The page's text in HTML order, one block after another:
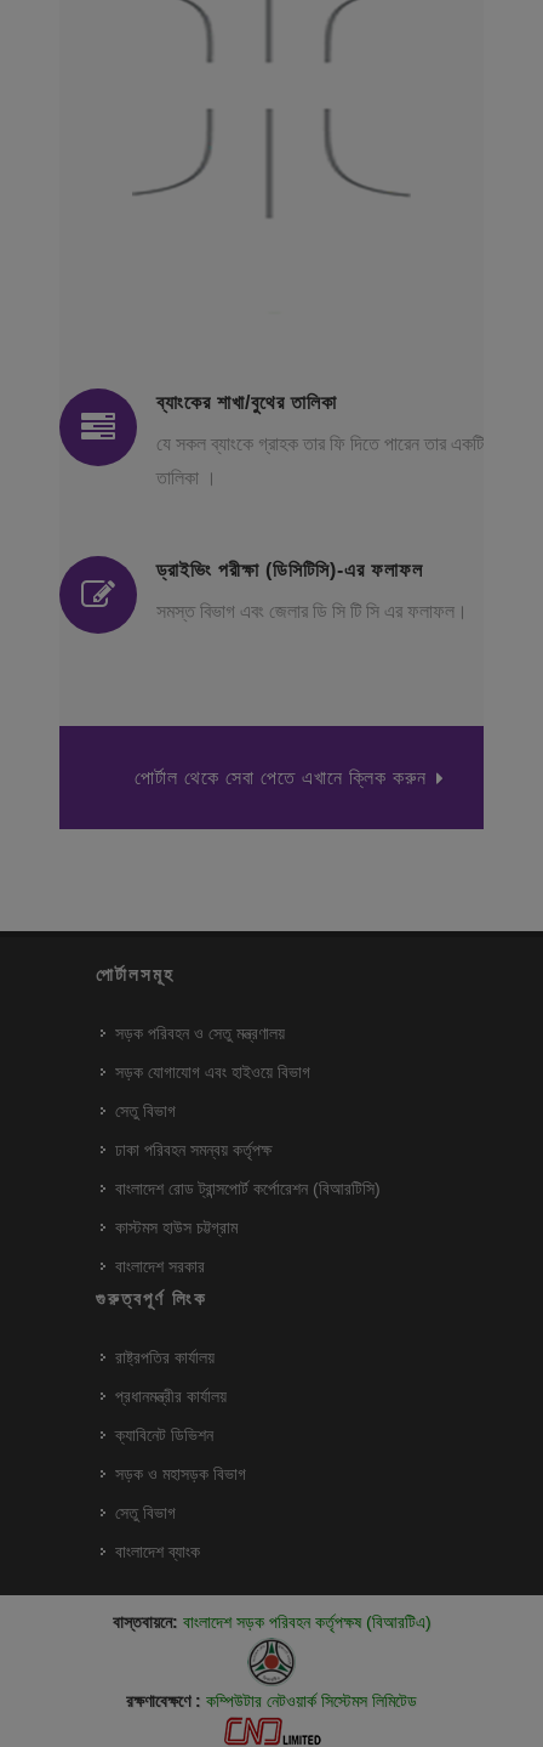
ব্যাংকের শাখা/বুথের তালিকা
যে সকল ব্যাংকে গ্রাহক তার ফি দিতে পারেন তার একটি
তালিকা ।
ড্রাইভিং পরীক্ষা (ডিসিটিসি)-এর ফলাফল
সমস্ত বিভাগ এবং জেলার ডি সি টি সি এর ফলাফল।
পোর্টাল থেকে সেবা পেতে এখানে ক্লিক করুন
পোর্টালসমূহ
সড়ক পরিবহন ও সেতু মন্ত্রণালয়
সড়ক যোগাযোগ এবং হাইওয়ে বিভাগ
সেতু বিভাগ
ঢাকা পরিবহন সমন্বয় কর্তৃপক্ষ
বাংলাদেশ রোড ট্রান্সপোর্ট কর্পোরেশন (বিআরটিসি)
কাস্টমস হাউস চট্টগ্রাম
বাংলাদেশ সরকার
গুরুত্বপূর্ণ লিংক
রাষ্ট্রপতির কার্যালয়
প্রধানমন্ত্রীর কার্যালয়
ক্যাবিনেট ডিভিশন
সড়ক ও মহাসড়ক বিভাগ
সেতু বিভাগ
বাংলাদেশ ব্যাংক
বাস্তবায়নে: বাংলাদেশ সড়ক পরিবহন কর্তৃপক্ষ (বিআরটিএ)
রক্ষণাবেক্ষণে : কম্পিউটার নেটওয়ার্ক সিস্টেমস লিমিটেড